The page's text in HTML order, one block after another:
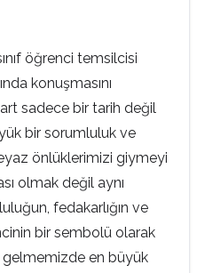
öğrenci temsilcisi
konuşmasını
sadece bir tarih değil
bir sorumluluk ve
önlüklerimizi giymeyi
olmak değil aynı
fedakarlığın ve
bir sembolü olarak
en büyük